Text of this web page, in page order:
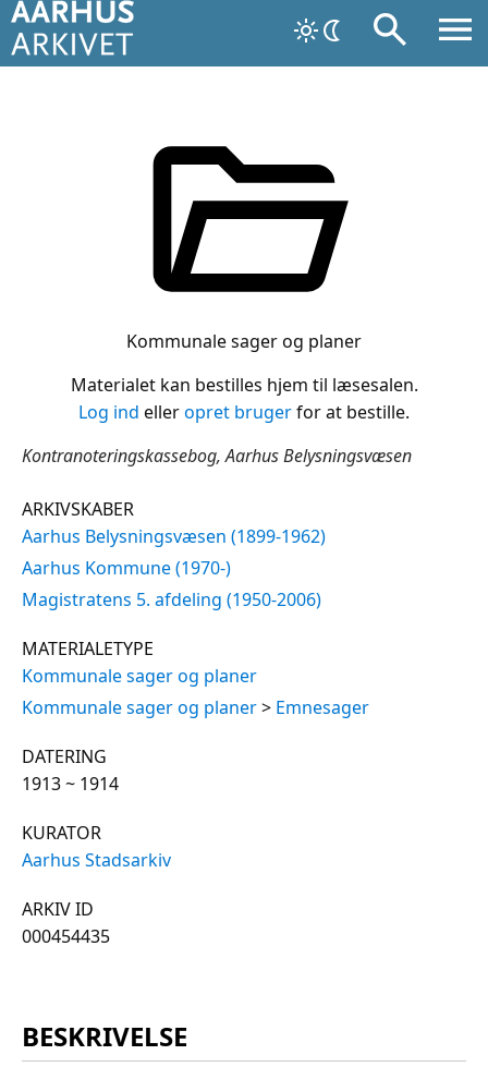
Kommunale sager og planer
Materialet kan bestilles hjem til læsesalen.
Log ind elleropret brugerfor at bestille.
Kontranoteringskassebog, Aarhus Belysningsvæsen
ARKIVSKABER
Aarhus Belysningsvæsen (1899-1962)
Aarhus Kommune (1970-)
Magistratens 5. afdeling (1950-2006)
MATERIALETYPE
Kommunale sager og planer
Kommunale sager og planer> Emnesager
DATERING
1913 ~ 1914
KURATOR
Aarhus Stadsarkiv
ARKIV ID
000454435
BESKRIVELSE